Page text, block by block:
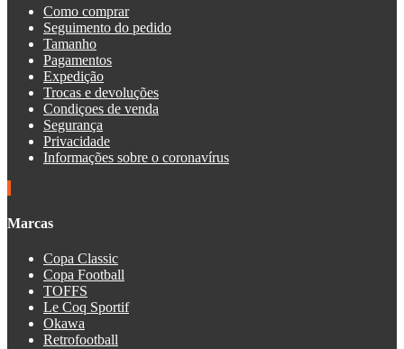
Como comprar
Seguimento do pedido
Tamanho
Pagamentos
Expedição
Trocas e devoluções
Condiçoes de venda
Segurança
Privacidade
Informações sobre o coronavírus
Marcas
Copa Classic
Copa Football
TOFFS
Le Coq Sportif
Okawa
Retrofootball